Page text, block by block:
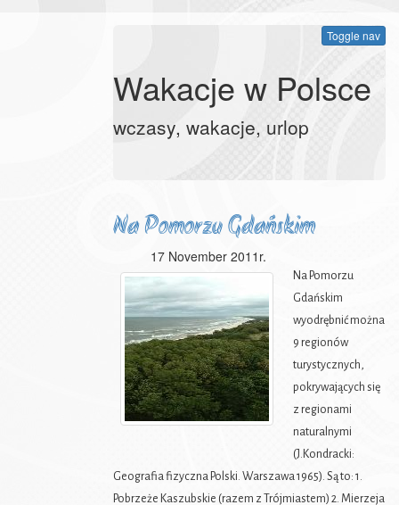
Toggle nav
Wakacje w Polsce
wczasy, wakacje, urlop
Na Pomorzu Gdańskim
17 November 2011r.
Na Pomorzu Gdańskim wyodrębnić można 9 regionów turystycznych, pokrywających się z regionami naturalnymi (J.Kondracki: Geografia fizyczna Polski. Warszawa 1965). Są to: 1. Pobrzeże Kaszubskie (razem z Trójmiastem) 2. Mierzeja Helska 3. Pobrzeże Słowińskie (tylko fragment) 4. Pojezierze Kaszubskie (oraz styk z doliną rzek: Łeby — Redy) 5. Pojezierze Starogardzkie (oraz styk z Borami Tucholskimi) 6. Pojezierze Iławskie (tylko fragment oraz styk z doliną Wisły) 7. Żuławy Wiślane 8. Wzniesienia Elbląskie 9. Mierzeja Wiślana oraz styk z tzw. Jantarowym Wybrzeżem (w znaczeniu turystycznym). Cechy środowiska geograficznego podane zostały w II rozdziale. Natomiast tutaj omawia się regiony i rejony turystyczne, ich funkcje oraz szlaki turystyczne. Przy czym słowem "rejon turystyczny" przyjęto tu nazywać zespół miejscowości, w których m. in. skoncentrowane zostały ośrodki wczasowe, obiekty wypoczynku świątecznego, kąpieliska, ważne zabytki oraz w których występuje duży ruch turystyczny. Pobrzeże Kaszubskie. W regionie tym wyróżnić można 5 rejonów turystycznych. Są to: a) Trójmiasto. Ze względu na zespoły cennych zabytków i obiektów kultury, liczne plaże, bazę noclegową, gastronomiczną, komunikacyjną, jest ono punktem docelowym wycieczek krajoznawczych z całego kraju, miejscem pobytów wczasowych, a także posiada punkty wypoczynku świątecznego. b) Okolice Pucka. Tereny te, usytuowane nad Zatoką Pucką i w pobliżu niej, wykorzystywane są na wycieczki krajoznawcze i turystyki kwalifikowanej oraz na pobyty. c) Okolice Jez. Żarnowieckiego. Pełnią głównie funkcje wycieczkowe (Żarnowiec, Krokowa, Świecino, Sławo-szyno) oraz częściowo wczasowe. d) Okolice Choczewa i Salina. Spełniają podobne funkcje. e) Jasne Wybrzeże. Jest to jeden z najbardziej malowniczych odcinków naszego brzegu morskiego. Ciągnie się od Władysławowa aż po ujście rz. Piaśnicy. Wykorzystywany jest głównie na pobyty wczasowe — w Jastrzębiej Górze, Karwi, Cetniewie, Władysławowie i Dębku (w ośrodkach wczasowych, a także w licznych kwaterach prywatnych). Do miejscowości tych oraz do Rozewia (latarnia morska) przyjeżdżają także liczne wycieczki (głównie autokarowe). Ze względu na bardzo duże natężenie ruchu turystycznego oraz ponieważ są tu obiekty prawie wyłącznie o charakterze zamkniętym, Jasne Wybrzeże nie jest w zasadzie wykorzystywane na wypoczynek świąteczny. Mierzeja Helska. Pas terenów o szerokości od 0,3 km do 3 km i długości 35 km. Usytuowanych zostało tu kilkadziesiąt ośrodków wczasowych (Jastarnia, Jurata, Hel, Kuźnica). Mierzeja wykorzystywana jest głównie na pobyty. Przybywają tu także wycieczki z Trójmiasta (głównie statkami). Ze względu na ograniczoną przestrzeń oraz duże natężenie ruchu turystycznego Mierzeja w małym stopniu wykorzystywana jest na wypoczynek świąteczny. Pobrzeże Słowińskie. Dla potrzeb ruchu turystycznego woj. gdańskiego wykorzystywane są głównie dwa rejony: a) Okolice Łeby, w których skoncentrowanych jest kilkadziesiąt ośrodków wczasowych, a także obiekty kolonijne (Łeba, Żarnowska, Rąbek, Nowęcin). Pełnią one funkcje wczasowe (wykorzystuje się do tego również kwatery prywatne), wycieczkowe — ze względu na atrakcyjne wydmy wędrowne i Słowiński Park Narodowy oraz służą do wypoczynku świątecznego mieszkańcom pobliskiego Lęborka, a także w pewnym stopniu Trójmiasta. b) Okolice Smołdzina, znajdujące się już w woj. koszalińskim, na zachód od jez. Łebsko. Ze względu na Słowiński Park Narodowy oraz ciekawe zabytki (Smołdzino, Kluki) organizowane są tu wycieczki krajoznawcze, m. in. z woj. gdańskiego. Poza tym dla celów wycieczkowych wykorzystywany jest pobliski Słupsk i odległa od niego o 20 km Ustka. Pojezierze Kaszubskie. Ze względu na bliskość Trójmiasta oraz dużą ilość lasów i jezior tereny te wykorzystywane są głównie dla celów wypoczynku świątecznego, a także na pobyty wczasowe. Znajduje się tu również wiele cennych zabytków i rezerwatów przyrody. Zlokalizowanych zostało tu już ok. 100 zakładowych ośrodków wypoczynkowych. Można tu wyróżnić następujące rejony: a) Okolice Żukowa. Wykorzystywane (Żukowo i rezerwat przyrody — Jar Raduni) dla celów wycieczkowych oraz (zespół jezior w pobliżu Dzierżążna) dla celów rekreacyjnych. b) Centrum turystyczne Kartuzy, ze względu na cenne zabytki, wykorzystywane głównie dla celów wycieczkowych. c) Okolice Chmielna. Ze względu na liczne jeziora i ośrodki wczasowe oraz ogólnodostępną bazę noclegową, wy- 31 korzystywane dla celów wypoczynku świątecznego i pobytów, a także na wycieczki krajoznawcze. d) Okolice Mirachowa, wykorzystywane głównie dla celów wycieczkowych (Mirachowo, Staniszewo, Nowa Huta). e) Okolice Kielna, wykorzystywane dla celów wycieczkowych oraz wypoczynku świątecznego (Kielno, Tucho-mek, Osowa). f) Okolice Kamienicy Królewskiej. Zespół jezior, lasów i ośrodków. Dominują pobyty. Wykorzystywane również na wypoczynek świąteczny. g) Okolice Sulęczyna. Zespół jezior (Węgorzyno, Mausz, Gowidlino), lasów i ośrodków wczasowych (największy po Wieżycy w pow. kartuskim). Dominują pobyty. Wykorzystywane także na wypoczynek świąteczny. h) Okolice Stężycy. Ze względu na jeziora i lasy dominuje wypoczynek świąteczny. Na drugim miejscu wczasy. i) Okolice Wieżycy. Ze względu na wybitną atrakcyjność, dogodne połączenia komunikacyjne oraz kilkanaście ośrodków wczasowych, tereny te w/korzystywane są dla letniego i zimowego wypoczynku (Wieżyca, Ostrzyce, Gołubie, Szymbark, Brodnica). Dominuje wypoczynek świąteczny, ale organizuje się tu też pobyty oraz wycieczki. j) Okolice Kościerzyny. Wykorzystywane głównie dla celów wypoczynku świątecznego i wczasów. Nad jeziorami: Garczyn i Osuszyno znajdują się ośrodki wczasowe oraz kąpieliska. Natomiast Kościerzyna stanowi centrum turystyczne, przez które przewijają się liczne wycieczki i uczestnicy wypoczynku świątecznego. k) Okolice Wdzydz. Największe w tym rejonie skupienie jezior i lasów. Znajduje się tu kilkanaście ośrodków wczasowych (Wdzydze, Czarlina, Olpuch). Wykorzystywane dla celów wczasowych, wypoczynku świątecznego i wycieczek. 1) Okolice Kolbud. Szereg malowniczych miejscowości na skraju pojezierza, blisko Trójmiasta i Żuław, wykorzystywanych na wypoczynek świąteczny i wczasy. Są to: Kolbudy, Przywidz, Łapino, Goszyn, Otomino. Warto tu jeszcze wspomnieć, że na pograniczu pojezierza i pobrzeży, w dolinie rzek: Łeby i Redy, znajdują się 4 miasta z wieloma zabytkami, stanowiącymi punkty docelowe wycieczek i bazy wypadowe dla turystów. Są to: Lębork, Wejherowo, Reda i Rumia. Pojezierze Starogardzkie. Stanowi ono zarazem region etnograficzny — Kociewie. Wyodrębnić tu można 4 rejony turystyczne: a) Okolice Skarszew. Miasto Skarszewy ze względu na cenne zabytki jest celem wycieczek krajoznawczych. Natomiast w pobliżu znajduje się kilka jezior wykorzystywanych na wypoczynek świąteczny. b) Okolice Starogardu. Centrum turystyczne Starogard oraz miejscowości: Szpęgawsk i Wirty są głównie terenem wycieczek, natomiast inne miejscowości (Zduny, Borzechowo) — wczasów i wypoczynku świątecznego. c) Okolice Skórcza. Duża liczba jezior oraz największe w woj. gdańskim obszary leśne (skraj Borów Tucholskich) sprawiły, że usytuowanych zostało tu kilkanaście ośrodków wczasowych. Rejon ten ma największe znaczenie na Pojezierzu Starogardzkim, a wykorzystywany jest głównie dla celów wczasowych oraz wypoczynku świątecznego i na wycieczki grzybowe. d) Rejon Gniewu, mający cenne zabytki, odwiedzany jest głównie przez wycieczki (Gniew, Pelplin, Piaseczno). Przyjeżdża tu też coraz więcej osób na pobyty w kwaterach prywatnych. Pojezierze Starogardzkie jest wykorzystywane tylko w nieznacznym stopniu i stanowi tereny przyszłości turystycznej Pomorza. Pojezierze Iławskie. W granicach woj. gdańskiego wyodrębnić można na nim 3 rejony:. a) Okolice Kwidzyna. Centrum turystycznym jest tu Kwidzyn, mający cenne zabytki, bazę noclegową i gastronomiczną. Lokalne miejsce wypoczynku świątecznego znajduje się w Brachlewie nad Jez, Jerzewskim. I — Informator b) Okolice Klasztorka i Czarnego. Zespół jezior, lasów i wsi nadający się na pobyty i wypoczynek świąteczny. Są tu też zabytki mogące zainteresować krajoznawców. c) Okolice Sztumu. Miasto to stanowi punkt docelowy wycieczek, a okolica wykorzystywana jest na wycieczki i lokalny wypoczynek świąteczny. Pojezierze Iławskie nadaje się na wypoczynek świątecz-ny, wycieczki krajoznawcze i pobyty: dotychczas było za mało wykorzystywane. Żuławy Wiślane. Brak lasów, podmokłość terenów oraz ich monotonność sprawiają, że region ten nie nadaje się na wypoczynek świąteczny czy pobyty. Ze względu jednak na cenne zabytki i ciekawe obiekty gospodarki rolnej nadaje się on do organizowania wycieczek — autokarowych i kolarskich (a także do spływów wodnych). Dotychczas za mało wykorzystywało się te możliwości. Natomiast znajdujące się na skraju Żuław miasta (Malbork, Elbląg) odwiedzane są bardzo licznie. Wzniesienia Elbląskie. Można na nich wyodrębnić: a) Centrum turystyczne Elbląg. Miasto u podnóża tych wzniesień pełni ważne funkcje ze względu na cenne zabytki, bazę noclegową, gastronomiczną i komunikacyjną. W pobliżu miasta znajdują się lokalne tereny rekreacyjne. b) Okolice Tolkmicka. Miasto to oraz miejscowości: Kady-ny, Suchacz, Kamionek, a także pobliski Frombork (woj. olsztyńskie) znajdują się nad Zalewem Wiślanym, u podnóża Wzniesień Elbląskich i mają plaże oraz przystanie wodne. Znajdują się tu też cenne zabytki. Tereny te są więc wykorzystywane na wypoczynek świąteczny (głównie mieszkańców Elbląga), na wczasy i kolonie oraz na wycieczki. c) Okolice Próchnika. Pagórkowato-leśne tereny (Próchnik, Łęcze, Milejewo) nadające się na pobyty w kwaterach prywatnych oraz na wypoczynek świąteczny (m. in. latem na grzybobranie, a zimą na narty i kuligi). 34 Ruch turystyczny w tym regionie ma większe możliwości rozwoju niż dotychczas. Mierzeja Wiślana. Wąski pas wydmowych terenów między Bałtykiem i Zalewem Wiślanym (długość 91 km, w granicach Polski — 35 km). Zlokalizowanych tu zostało już kilkadziesiąt ośrodków wczasowych, głównie w Krynicy Morskiej. Tereny te wy